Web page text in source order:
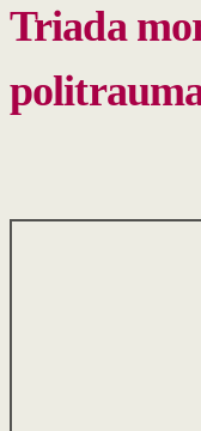
Triada